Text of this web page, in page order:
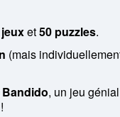
et50 puzzles.
(mais
Bandido, un jeu